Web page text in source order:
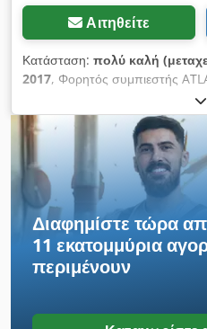
Αιτηθείτε
Κατάσταση: πολύ καλή
2017, Φορητός συμπιεστής
ψύκτη, μηχάνημα πλήρως
χαρακτηριστικά: απόδοση:
12 bar; έτος κατασκευής: 2017;
ώρες λειτουργίας: 1172 h. O
λειτουργικός, έτοιμος για
125.500 PLN Μικτή τιμή:
εισαχθεί σε άριστη κατάσταση.
βίντεο. Csdpfxjy Iyxis Af Djrf
Διαφημίστε τώρα
11 εκατομμύρια
περιμένουν